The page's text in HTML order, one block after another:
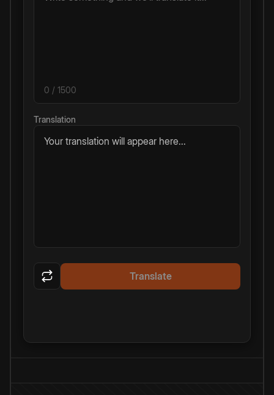
0 / 1500
Translation
Your translation will appear here...
Translate